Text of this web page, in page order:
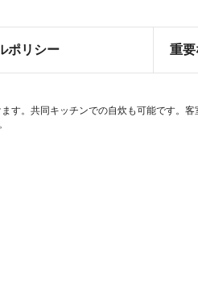
ポリシー 重
す。共同キッチンでの自炊も可能です。